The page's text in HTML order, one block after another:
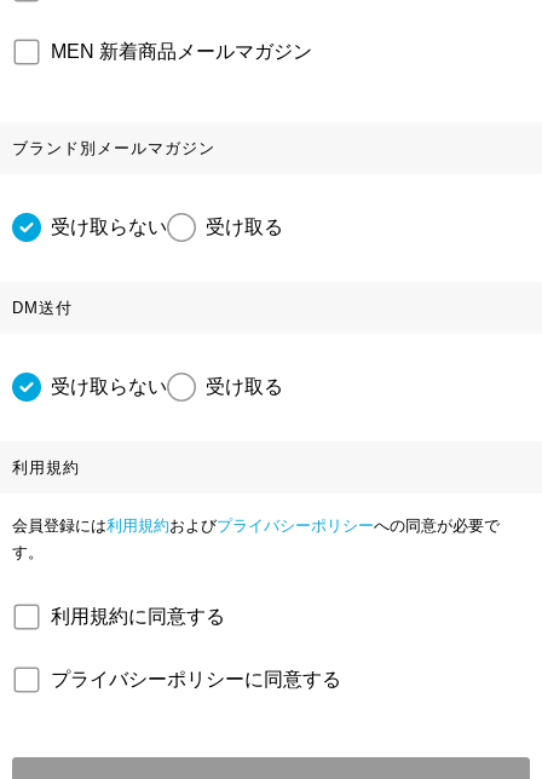
MEN 新着商品メールマガジン
ブランド別メールマガジン
受け取らない 受け取る
DM送付
受け取らない 受け取る
利用規約
会員登録には利用規約およびプライバシーポリシーへの同意が必要で
す。
利用規約に同意する
プライバシーポリシーに同意する